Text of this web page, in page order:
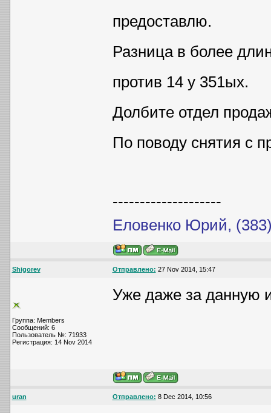
предоставлю.
Разница в более
против 14 у 351ых.
Долбите отдел
По поводу снятия с
--------------------
Еловенко Юрий,
Shigorev Отправлено: 27 Nov 2014, 15:47
Группа: Members
Сообщений: 6
Пользователь №: 71933
Регистрация: 14 Nov 2014
Уже даже за данную
uran Отправлено: 8 Dec 2014, 10:56